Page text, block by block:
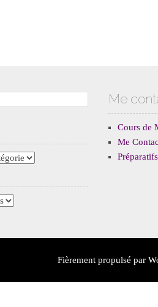
Me
Cours de
Me
Fièrement propulsé par